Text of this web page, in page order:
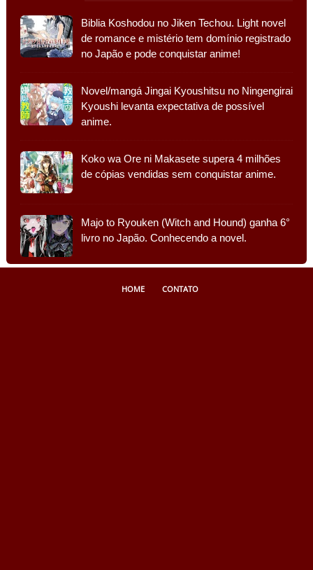
Biblia Koshodou no Jiken Techou. Light novel
de romance e mistério tem domínio registrado
no Japão e pode conquistar anime!
Novel/mangá Jingai Kyoushitsu no Ningengirai
Kyoushi levanta expectativa de possível
anime.
Koko wa Ore ni Makasete supera 4 milhões
de cópias vendidas sem conquistar anime.
Majo to Ryouken (Witch and Hound) ganha 6°
livro no Japão. Conhecendo a novel.
HOME CONTATO